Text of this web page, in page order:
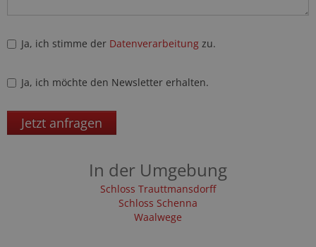
Ja, ich stimme der Datenverarbeitung zu.
Ja, ich möchte den Newsletter erhalten.
Jetzt anfragen
In der Umgebung
Schloss Trauttmansdorff
Schloss Schenna
Waalwege